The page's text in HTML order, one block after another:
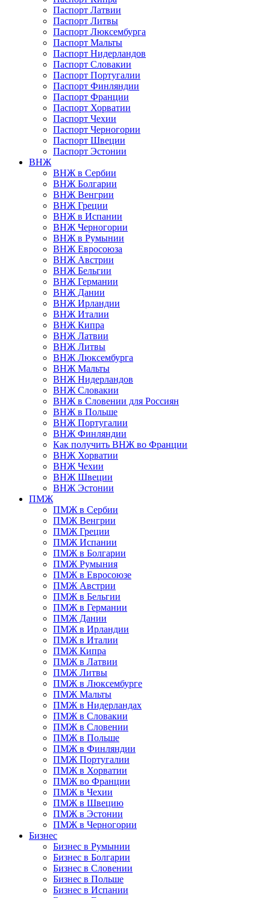
Паспорт Латвии
Паспорт Литвы
Паспорт Люксембурга
Паспорт Мальты
Паспорт Нидерландов
Паспорт Словакии
Паспорт Португалии
Паспорт Финляндии
Паспорт Франции
Паспорт Хорватии
Паспорт Чехии
Паспорт Черногории
Паспорт Швеции
Паспорт Эстонии
ВНЖ
ВНЖ в Сербии
ВНЖ Болгарии
ВНЖ Венгрии
ВНЖ Греции
ВНЖ в Испании
ВНЖ Черногории
ВНЖ в Румынии
ВНЖ Евросоюза
ВНЖ Австрии
ВНЖ Бельгии
ВНЖ Германии
ВНЖ Дании
ВНЖ Ирландии
ВНЖ Италии
ВНЖ Кипра
ВНЖ Латвии
ВНЖ Литвы
ВНЖ Люксембурга
ВНЖ Мальты
ВНЖ Нидерландов
ВНЖ Словакии
ВНЖ в Словении для Россиян
ВНЖ в Польше
ВНЖ Португалии
ВНЖ Финляндии
Как получить ВНЖ во Франции
ВНЖ Хорватии
ВНЖ Чехии
ВНЖ Швеции
ВНЖ Эстонии
ПМЖ
ПМЖ в Сербии
ПМЖ Венгрии
ПМЖ Греции
ПМЖ Испании
ПМЖ в Болгарии
ПМЖ Румыния
ПМЖ в Евросоюзе
ПМЖ Австрии
ПМЖ в Бельгии
ПМЖ в Германии
ПМЖ Дании
ПМЖ в Ирландии
ПМЖ в Италии
ПМЖ Кипра
ПМЖ в Латвии
ПМЖ Литвы
ПМЖ в Люксембурге
ПМЖ Мальты
ПМЖ в Нидерландах
ПМЖ в Словакии
ПМЖ в Словении
ПМЖ в Польше
ПМЖ в Финляндии
ПМЖ Португалии
ПМЖ в Хорватии
ПМЖ во Франции
ПМЖ в Чехии
ПМЖ в Швецию
ПМЖ в Эстонии
ПМЖ в Черногории
Бизнес
Бизнес в Румынии
Бизнес в Болгарии
Бизнес в Словении
Бизнес в Польше
Бизнес в Испании